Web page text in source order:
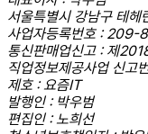
서울특별시 강남구 테
사업자등록번호 :
통신판매업신고 : 제
직업정보제공사업 신
제호 : 요즘IT
발행인 : 박우범
편집인 : 노희선